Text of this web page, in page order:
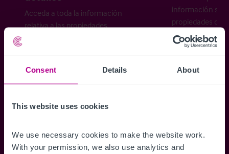
Consent Details About
This website uses cookies
We use necessary cookies to make the website work.
With your permission, we also use analytics and
Acceda a toda la información
relativa a las propiedades
información
propiedades
cómo desea
Regístrese ahora